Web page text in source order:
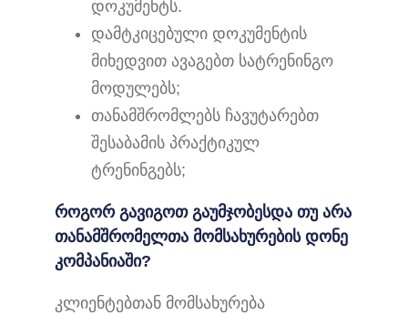
დოკუმენტს.
დამტკიცებული დოკუმენტის
მიხედვით ავაგებთ სატრენინგო
მოდულებს;
თანამშრომლებს ჩავუტარებთ
შესაბამის პრაქტიკულ
ტრენინგებს;
როგორ გავიგოთ გაუმჯობესდა თუ არა
თანამშრომელთა მომსახურების დონე
კომპანიაში?
კლიენტებთან მომსახურება